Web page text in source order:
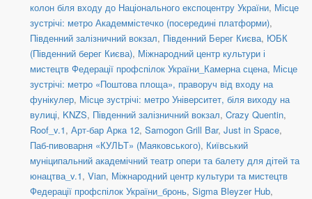
колон біля входу до Національного експоцентру України, Місце
зустрічі: метро Академмістечко (посередині платформи),
Південний залізничний вокзал, Південний Берег Києва, ЮБК
(Південний берег Києва), Міжнародний центр культури і
мистецтв Федерації профспілок України_Камерна сцена, Місце
зустрічі: метро «Поштова площа», праворуч від входу на
фунікулер, Місце зустрічі: метро Університет, біля виходу на
вулиці, KNZS, Південний залізничний вокзал, Crazy Quentin,
Roof_v.1, Арт-бар Арка 12, Samogon Grill Bar, Just in Space,
Паб-пивоварня «КУЛЬТ» (Маяковського), Київський
муніципальний академічний театр опери та балету для дітей та
юнацтва_v.1, Vian, Міжнародний центр культури та мистецтв
Федерації профспілок України_бронь, Sigma Bleyzer Hub,